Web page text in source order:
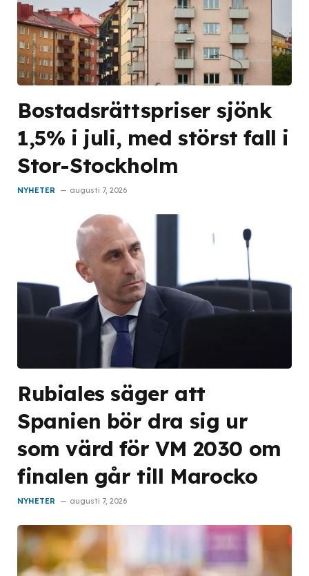
Bostadsrättspriser sjönk
1,5% i juli, med störst fall i
Stor-Stockholm
NYHETER augusti 7, 2026
Rubiales säger att
Spanien bör dra sig ur
som värd för VM 2030 om
finalen går till Marocko
NYHETER augusti 7, 2026